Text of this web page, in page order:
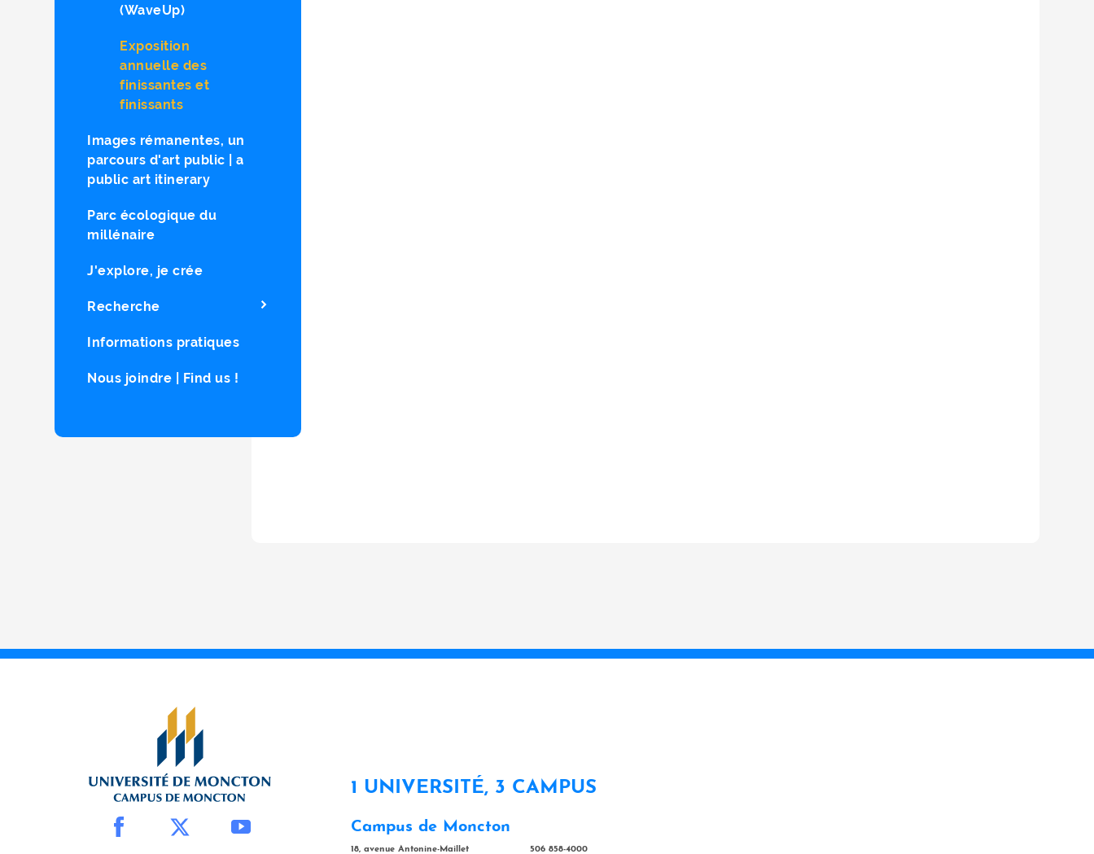
(WaveUp)
Exposition
annuelle des
finissantes et
finissants
Images rémanentes, un
parcours d'art public | a
public art itinerary
Parc écologique du
millénaire
J'explore, je crée
Recherche
Informations pratiques
Nous joindre | Find us !
1 UNIVERSITÉ, 3 CAMPUS
Campus de Moncton
18, avenue Antonine-Maillet 506 858-4000